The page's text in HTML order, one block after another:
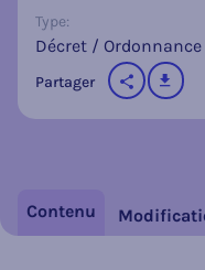
Type:
Décret / Ordonnance
Partager
sur les
Contenu